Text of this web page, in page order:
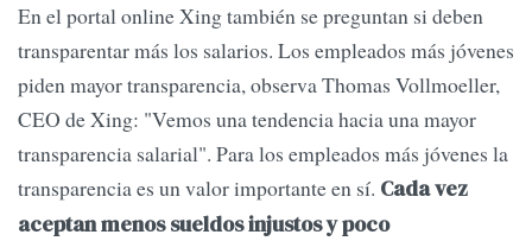
En el portal online Xing también se preguntan si deben
transparentar más los salarios. Los empleados más jóvenes
piden mayor transparencia, observa Thomas Vollmoeller,
CEO de Xing: "Vemos una tendencia hacia una mayor
transparencia salarial". Para los empleados más jóvenes la
transparencia es un valor importante en sí. Cada vez
aceptan menos sueldos injustos y poco